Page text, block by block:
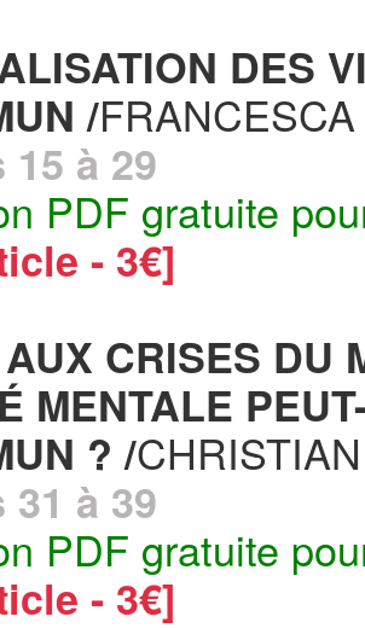
DES
/
15 à 29
PDF gratuite
- 3€]
CRISES DU
MENTALE
? /
31 à 39
PDF gratuite
- 3€]